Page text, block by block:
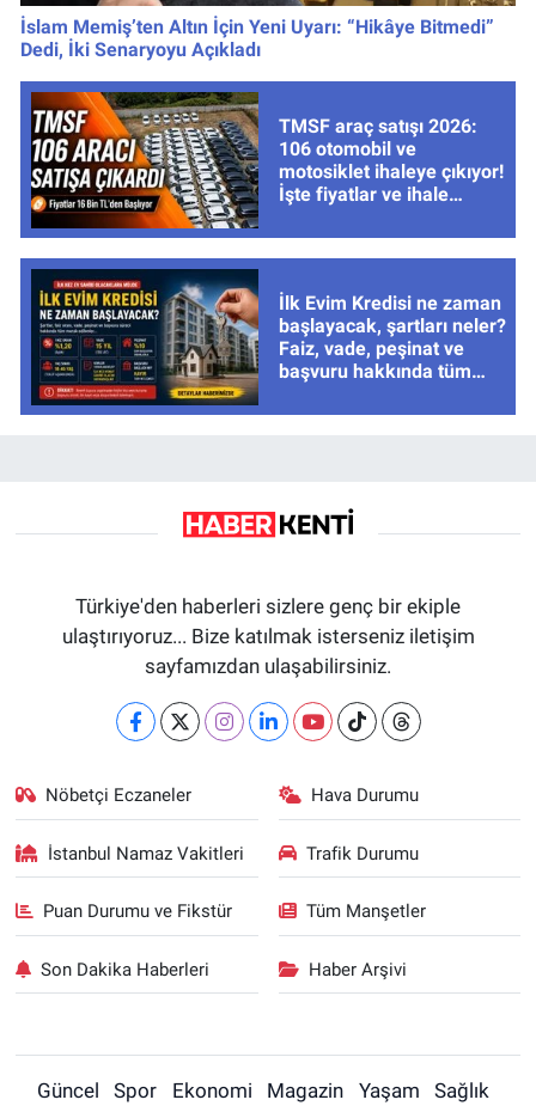
İslam Memiş’ten Altın İçin Yeni Uyarı: “Hikâye Bitmedi”
Dedi, İki Senaryoyu Açıkladı
TMSF araç satışı 2026:
106 otomobil ve
motosiklet ihaleye çıkıyor!
İşte fiyatlar ve ihale
İlk Evim Kredisi ne zaman
başlayacak, şartları neler?
Faiz, vade, peşinat ve
başvuru hakkında tüm
Türkiye'den haberleri sizlere genç bir ekiple
ulaştırıyoruz... Bize katılmak isterseniz iletişim
sayfamızdan ulaşabilirsiniz.
Nöbetçi Eczaneler Hava Durumu
İstanbul Namaz Vakitleri Trafik Durumu
Puan Durumu ve Fikstür Tüm Manşetler
Son Dakika Haberleri Haber Arşivi
Güncel Spor Ekonomi Magazin Yaşam
Sağlık